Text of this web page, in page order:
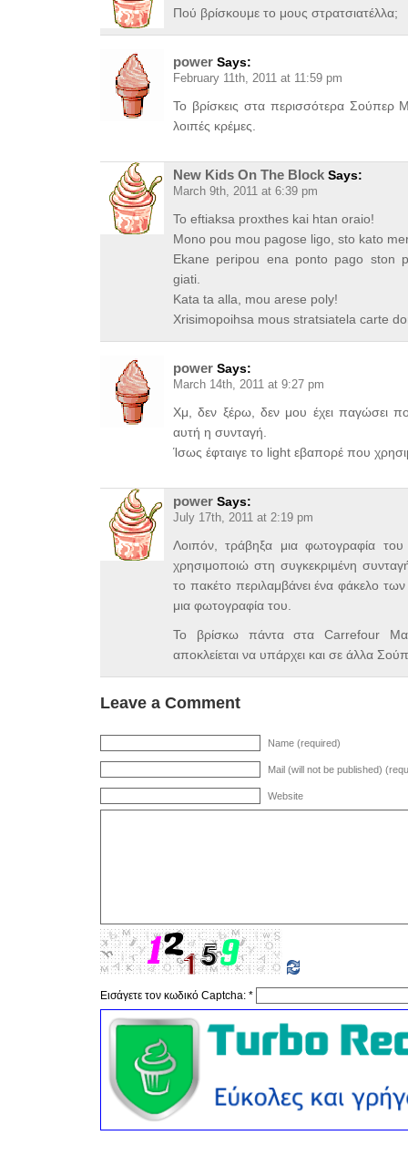
Πού βρίσκουμε το μους στρατσιατέλλα;
power Says:
February 11th, 2011 at 11:59 pm
Το βρίσκεις στα περισσότερα Σούπερ
λοιπές κρέμες.
New Kids On The Block Says:
March 9th, 2011 at 6:39 pm
To eftiaksa proxthes kai htan oraio!
Mono pou mou pagose ligo, sto kato
Ekane peripou ena ponto pago ston
giati.
Kata ta alla, mou arese poly!
Xrisimopoihsa mous stratsiatela carte
power Says:
March 14th, 2011 at 9:27 pm
Χμ, δεν ξέρω, δεν μου έχει παγώσει
αυτή η συνταγή.
Ίσως έφταιγε το light εβαπορέ που
power Says:
July 17th, 2011 at 2:19 pm
Λοιπόν, τράβηξα μια φωτογραφία
χρησιμοποιώ στη συγκεκριμένη
το πακέτο περιλαμβάνει ένα φάκελο
μια φωτογραφία του.
Το βρίσκω πάντα στα Carrefour
αποκλείεται να υπάρχει και σε άλλα
Leave a Comment
Name (required)
Mail (will not be published)
Website
Εισάγετε τον κωδικό Captcha: *